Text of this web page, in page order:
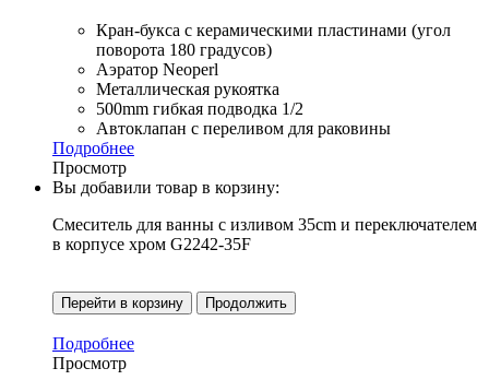
Кран-букса с керамическими пластинами (угол
поворота 180 градусов)
Аэратор Neoperl
Металлическая рукоятка
500mm гибкая подводка 1/2
Автоклапан с переливом для раковины
Подробнее
Просмотр
Вы добавили товар в корзину:
Смеситель для ванны с изливом 35cm и переключателем
в корпусе хром G2242-35F
Перейти в корзину Продолжить
Подробнее
Просмотр